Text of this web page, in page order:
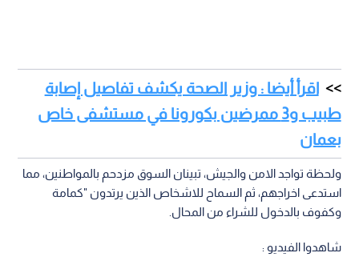
اقرأ أيضا : وزير الصحة يكشف تفاصيل إصابة
طبيب و3 ممرضين بكورونا في مستشفى خاص
بعمان
ولحظة تواجد الامن والجيش، تبينان السوق مزدحم بالمواطنين، مما
استدعى اخراجهم، ثم السماح للاشخاص الذين يرتدون "كمامة
وكفوف بالدخول للشراء من المحال.
شاهدوا الفيديو :